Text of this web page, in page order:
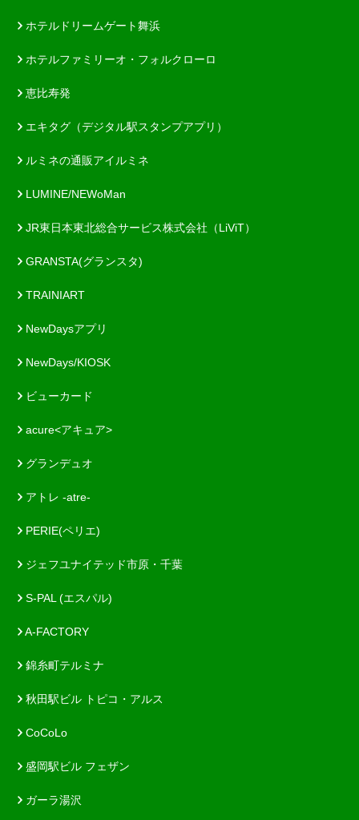
ホテルドリームゲート舞浜
ホテルファミリーオ・フォルクローロ
恵比寿発
エキタグ（デジタル駅スタンプアプリ）
ルミネの通販アイルミネ
LUMINE/NEWoMan
JR東日本東北総合サービス株式会社（LiViT）
GRANSTA(グランスタ)
TRAINIART
NewDaysアプリ
NewDays/KIOSK
ビューカード
acure<アキュア>
グランデュオ
アトレ -atre-
PERIE(ペリエ)
ジェフユナイテッド市原・千葉
S-PAL (エスパル)
A-FACTORY
錦糸町テルミナ
秋田駅ビル トピコ・アルス
CoCoLo
盛岡駅ビル フェザン
ガーラ湯沢